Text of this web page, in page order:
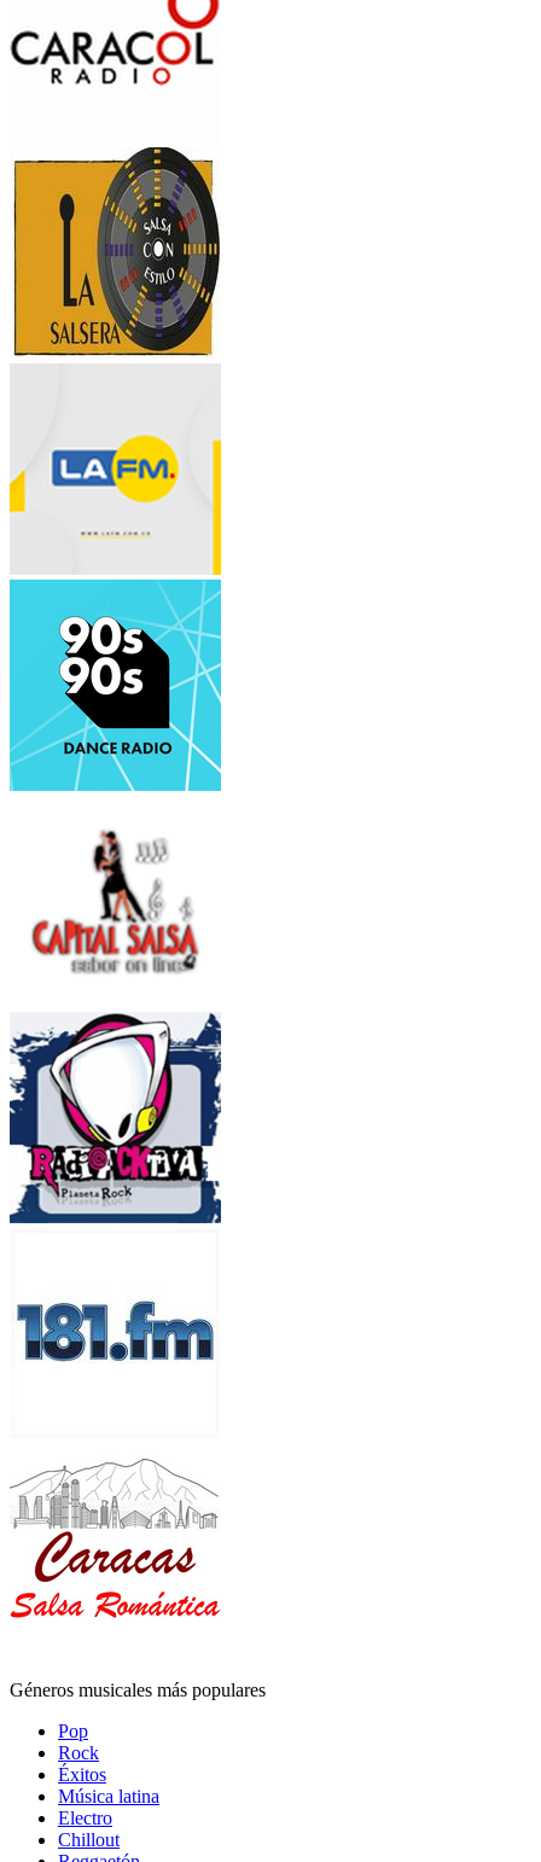
Géneros musicales más populares
Pop
Rock
Éxitos
Música latina
Electro
Chillout